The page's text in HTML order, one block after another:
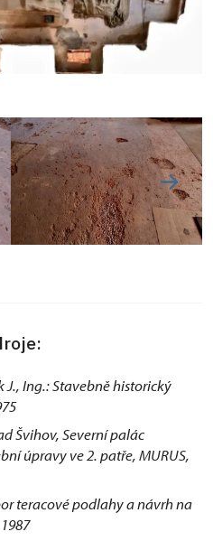
J., Ing.: Stavebně historický
Švihov, Severní palác
úpravy ve 2. patře, MURUS,
teracové podlahy a návrh na